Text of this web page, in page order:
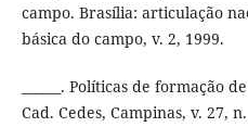
campo. Brasília: articulação
básica do campo, v. 2, 1999.
______. Políticas de formação
Cad. Cedes, Campinas, v. 27,